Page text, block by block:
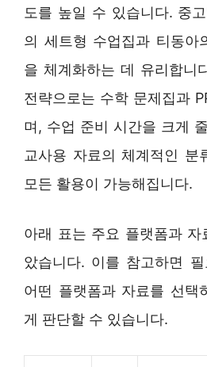
도를 높일 수 있습니다. 중
의 세트형 수업집과 티동아
을 체계화하는 데 유리합니
전략으로는 수학 문제집과
며, 수업 준비 시간을 크게
교사용 자료의 체계적인 분
모든 활용이 가능해집니다.
아래 표는 주요 플랫폼과
았습니다. 이를 참고하면
어떤 플랫폼과 자료를 선택
게 판단할 수 있습니다.